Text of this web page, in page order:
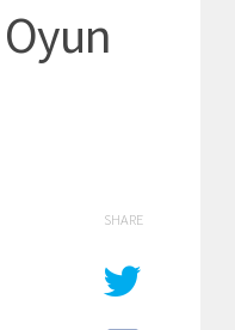
SHARE